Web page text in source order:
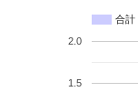
合計
1.5
2.0